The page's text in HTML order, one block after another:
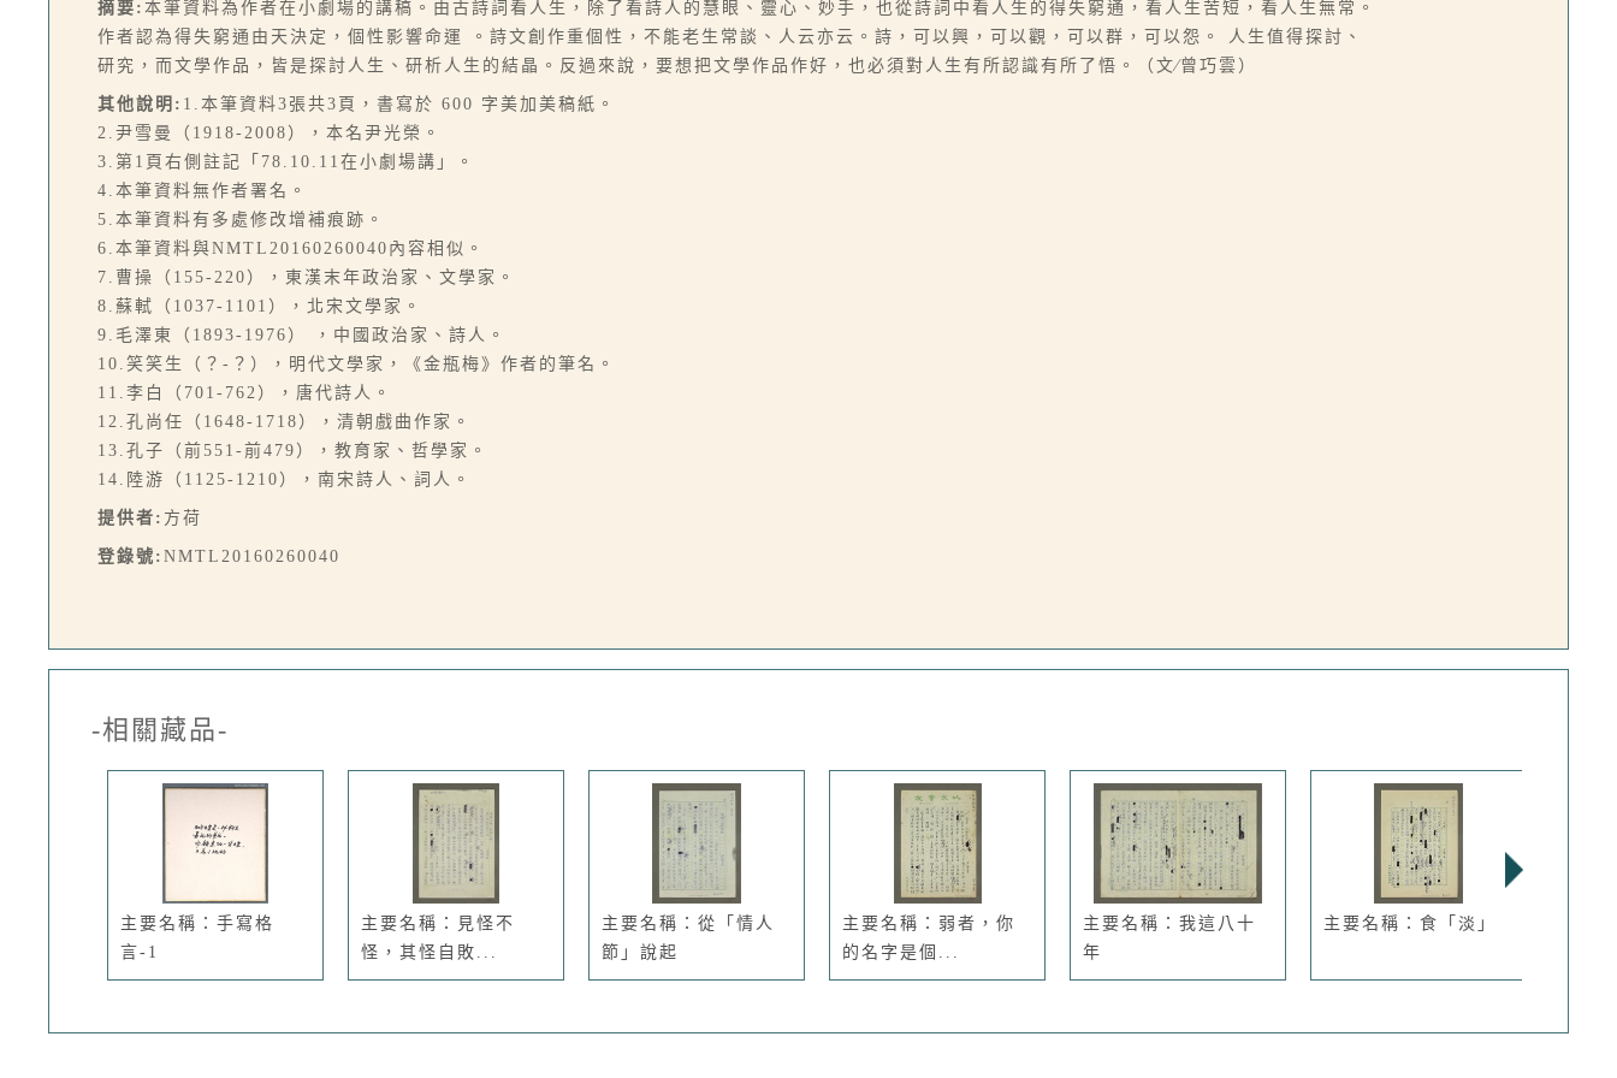
摘要: 本筆資料為作者在小劇場的講稿。由古詩詞看人生，除了看詩人的慧眼、靈心、妙手，也從詩詞中看人生的得失窮通，看人生苦短，看人生無常。
作者認為得失窮通由天決定，個性影響命運 。詩文創作重個性，不能老生常談、人云亦云。詩，可以興，可以觀，可以群，可以怨。 人生值得探討、
研究，而文學作品，皆是探討人生、研析人生的結晶。反過來說，要想把文學作品作好，也必須對人生有所認識有所了悟。（文∕曾巧雲）
其他說明: 1.本筆資料3張共3頁，書寫於 600 字美加美稿紙。
2.尹雪曼（1918-2008），本名尹光榮。
3.第1頁右側註記「78.10.11在小劇場講」。
4.本筆資料無作者署名。
5.本筆資料有多處修改增補痕跡。
6.本筆資料與NMTL20160260040內容相似。
7.曹操（155-220），東漢末年政治家、文學家。
8.蘇軾（1037-1101），北宋文學家。
9.毛澤東（1893-1976） ，中國政治家、詩人。
10.笑笑生（？-？），明代文學家，《金瓶梅》作者的筆名。
11.李白（701-762），唐代詩人。
12.孔尚任（1648-1718），清朝戲曲作家。
13.孔子（前551-前479），教育家、哲學家。
14.陸游（1125-1210），南宋詩人、詞人。
提供者: 方荷
登錄號: NMTL20160260040
-相關藏品-
主要名稱：手寫格
言-1
主要名稱：見怪不
怪，其怪自敗...
主要名稱：從「情人
節」說起
主要名稱：弱者，你
的名字是個...
主要名稱：我這八十
年
主要名稱：食「淡」